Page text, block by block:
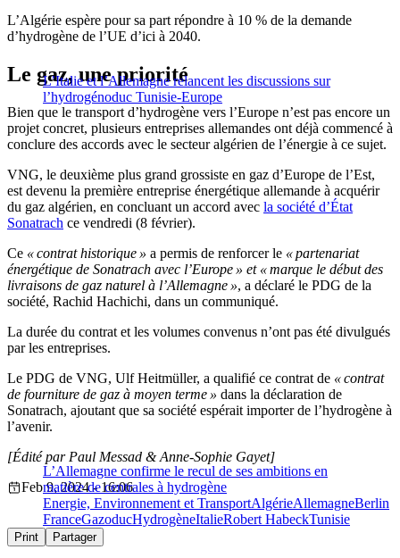
L’Algérie espère pour sa part répondre à 10 % de la demande
d’hydrogène de l’UE d’ici à 2040.
L’Italie et l’Allemagne relancent les discussions sur
l’hydrogénoduc Tunisie-Europe
Le gaz, une priorité
Bien que le transport d’hydrogène vers l’Europe n’est pas encore un
projet concret, plusieurs entreprises allemandes ont déjà commencé à
conclure des accords avec le secteur algérien de l’énergie à ce sujet.
VNG, le deuxième plus grand grossiste en gaz d’Europe de l’Est,
est devenu la première entreprise énergétique allemande à acquérir
du gaz algérien, en concluant un accord avec la société d’État
Sonatrach ce vendredi (8 février).
Ce « contrat historique » a permis de renforcer le « partenariat
énergétique de Sonatrach avec l’Europe » et « marque le début des
livraisons de gaz naturel à l’Allemagne », a déclaré le PDG de la
société, Rachid Hachichi, dans un communiqué.
La durée du contrat et les volumes convenus n’ont pas été divulgués
par les entreprises.
Le PDG de VNG, Ulf Heitmüller, a qualifié ce contrat de « contrat
de fourniture de gaz à moyen terme » dans la déclaration de
Sonatrach, ajoutant que sa société espérait importer de l’hydrogène à
l’avenir.
L’Allemagne confirme le recul de ses ambitions en
matière de centrales à hydrogène
[Édité par Paul Messad & Anne-Sophie Gayet]
Feb 9, 2024 - 16:06
Energie, Environnement et TransportAlgérieAllemagneBerlin
FranceGazoducHydrogèneItalieRobert HabeckTunisie
Print Partager